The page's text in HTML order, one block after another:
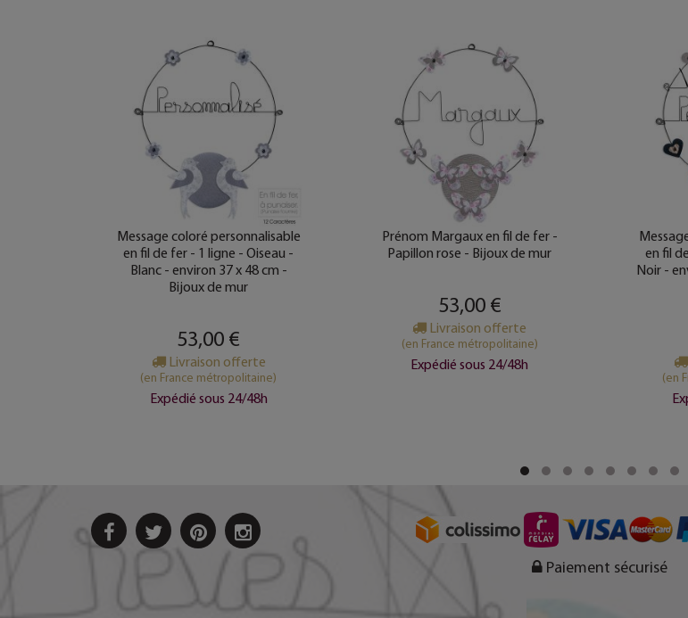
Message coloré personnalisable
en fil de fer - 1 ligne - Oiseau -
Blanc - environ 37 x 48 cm -
Bijoux de mur
53,00 €
Livraison offerte
(en France métropolitaine)
Expédié sous 24/48h
Prénom Margaux en fil de fer -
Papillon rose - Bijoux de mur
53,00 €
Livraison offerte
(en France métropolitaine)
Expédié sous 24/48h
en fil
Noir -
(en
Paiement sécurisé